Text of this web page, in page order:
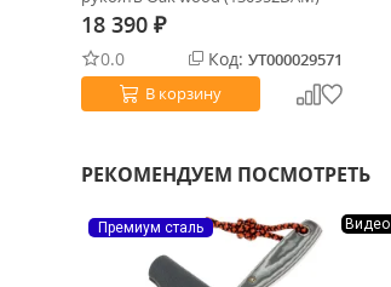
18 390 ₽
0.0 Код: УТ000029571
В корзину
РЕКОМЕНДУЕМ ПОСМОТРЕТЬ
Премиум сталь Видео